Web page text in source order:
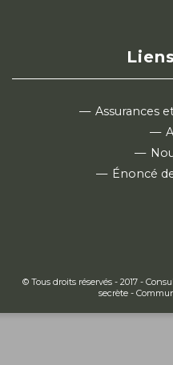
Assurances
Énoncé
© Tous droits réservés - 2017 -
secrète -